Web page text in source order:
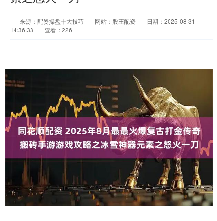
来源：配资操盘十大技巧 网站：股王配资
日期：2025-08-31
14:36:33
查看：226